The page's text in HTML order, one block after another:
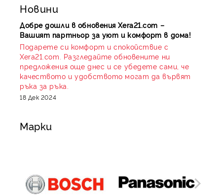
Новини
Добре дошли в обновения Xera21.com –
Вашият партньор за уют и комфорт в дома!
Подарете си комфорт и спокойствие с
Xera21.com. Разгледайте обновените ни
предложения още днес и се убедете сами, че
качеството и удобството могат да вървят
ръка за ръка.
18 Дек 2024
Марки